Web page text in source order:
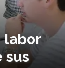
labor
sus